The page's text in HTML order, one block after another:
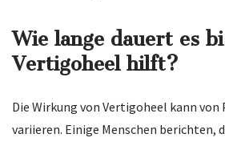
Wie lange dauert es
Vertigoheel hilft?
Die Wirkung von Vertigoheel kann von
variieren. Einige Menschen berichten,